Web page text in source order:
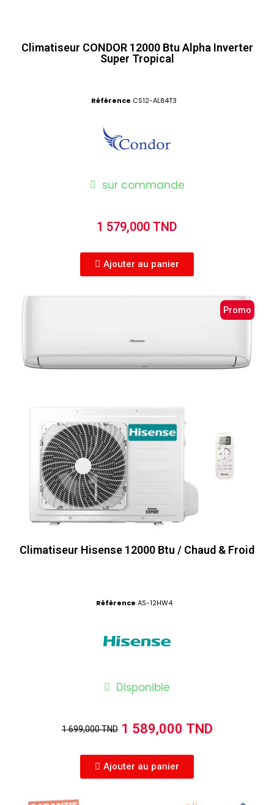
Climatiseur CONDOR 12000 Btu Alpha Inverter
Super Tropical
Référence CS12-AL84T3
sur commande
1 579,000 TND
Ajouter au panier
Promo
Climatiseur Hisense 12000 Btu / Chaud & Froid
Référence AS-12HW4
Disponible
1 699,000 TND 1 589,000 TND
Ajouter au panier